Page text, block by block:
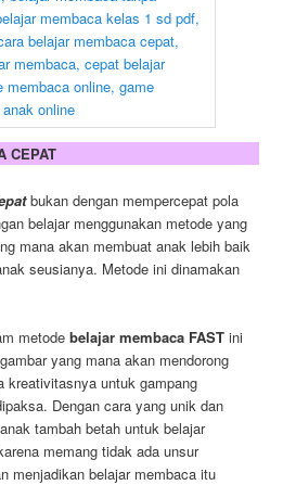
CEPAT
bukan dengan mempercepat pola
belajar menggunakan metode yang
mana akan membuat anak lebih baik
seusianya. Metode ini dinamakan
metodebelajar membaca FAST ini
yang mana akan mendorong
kreativitasnya untuk gampang
Dengan cara yang unik dan
tambah betah untuk belajar
memang tidak ada unsur
menjadikan belajar membaca itu